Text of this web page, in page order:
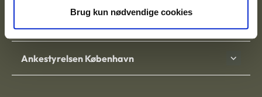
Brug kun nødvendige cookies
Ankestyrelsen København